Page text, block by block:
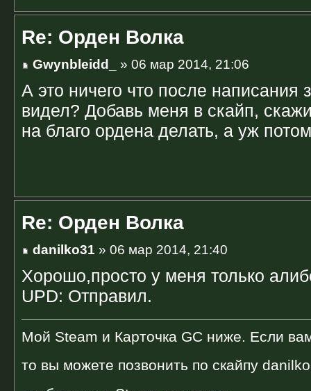
Re: Орден Волка
Gwynbleidd_ » 06 мар 2014, 21:06
А это ничего что после написания
видел? Добавь меня в скайп,
на благо ордена делать, а уж
Re: Орден Волка
danilko31 » 06 мар 2014, 21:40
Хорошо,просто у меня только
UPD: Отправил.
Мой Steam и Карточка GC ниже. Если
то вы можете позвонить по скайпу